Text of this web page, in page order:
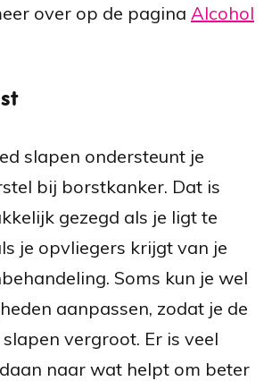
over op de pagina Alcohol
slapen ondersteunt je
bij borstkanker. Dat is
gezegd als je ligt te
je opvliegers krijgt van je
Soms kun je wel
aanpassen, zodat je de
vergroot. Er is veel
naar wat helpt om beter